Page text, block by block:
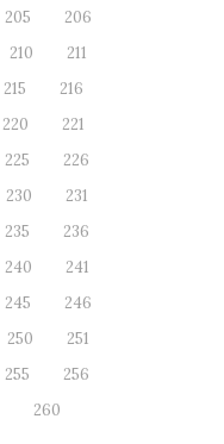
205
206
210
211
215
216
220
221
225
226
230
231
235
236
240
241
245
246
250
251
255
256
260